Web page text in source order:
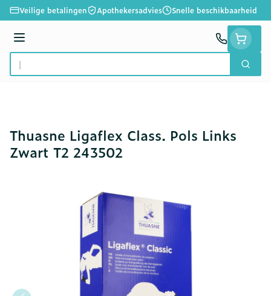
Ga naar de inhoud
Veilige betalingen Apothekersadvies Snelle beschikbaarheid
Menu
Product, merk, categorie...
Zoek
Thuasne Ligaflex Class. Pols Links
Zwart T2 243502